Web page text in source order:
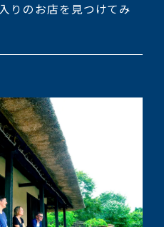
りのお店を見つけてみ